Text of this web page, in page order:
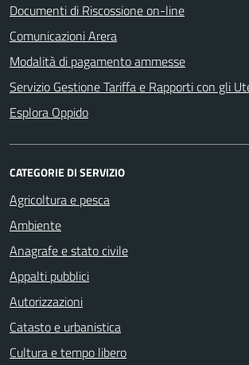
Documenti di Riscossione on-line
Comunicazioni Arera
Modalità di pagamento ammesse
Servizio Gestione Tariffa e Rapporti con gli
Esplora Oppido
CATEGORIE DI SERVIZIO
Agricoltura e pesca
Ambiente
Anagrafe e stato civile
Appalti pubblici
Autorizzazioni
Catasto e urbanistica
Cultura e tempo libero